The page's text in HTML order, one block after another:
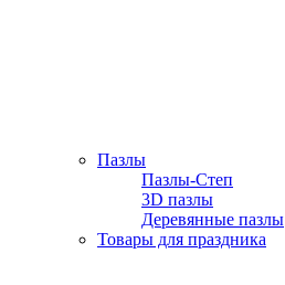
Пазлы
Пазлы-Степ
3D пазлы
Деревянные пазлы
Товары для праздника